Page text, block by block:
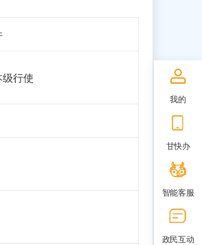
行使
我的
甘快办
智能客服
政民互动